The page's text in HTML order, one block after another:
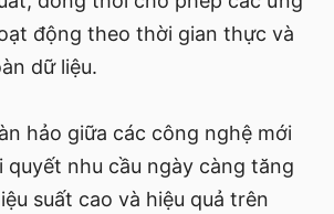
động theo thời gian thực và
dữ liệu.
hảo giữa các công nghệ mới
quyết nhu cầu ngày càng tăng
suất cao và hiệu quả trên